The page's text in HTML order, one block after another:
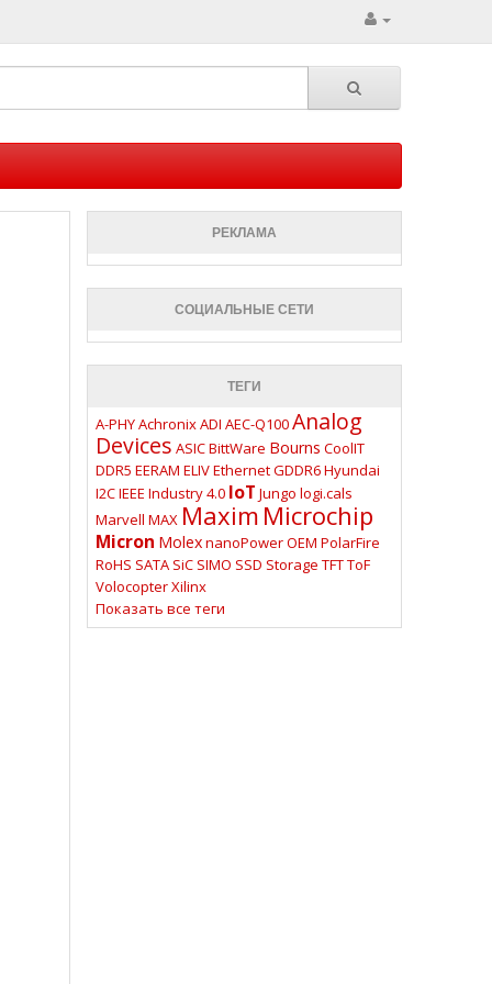
РЕКЛАМА
СОЦИАЛЬНЫЕ СЕТИ
ТЕГИ
A-PHYAchronixADI AEC-Q100Analog
Devices ASICBittWare Bourns CoolIT
DDR5 EERAM ELIVEthernetGDDR6Hyundai
I2CIEEE Industry 4.0 IoT Jungo logi.cals
Marvell MAX Maxim Microchip
Micron MolexnanoPowerOEM PolarFire
RoHS SATA SiC SIMO SSD Storage TFTToF
VolocopterXilinx
Показать все теги